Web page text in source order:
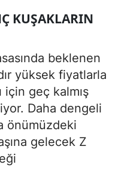
KUŞAKLARIN
beklenen
yüksek fiyatlarla
için geç kalmış
Daha dengeli
önümüzdeki
gelecek Z